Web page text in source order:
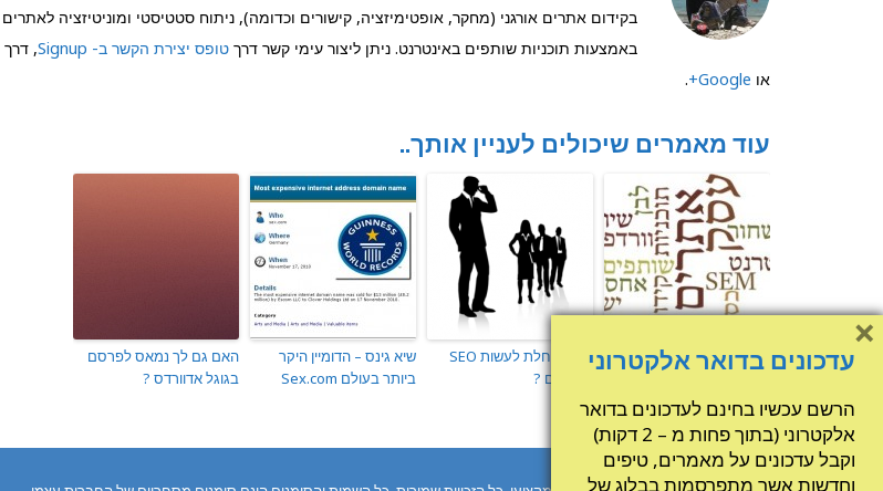
בקידום אתרים אורגני (מחקר, אופטימיזציה, קישורים וכדומה), ניתוח סטטיסטי ומוניטיזציה לאתרים
באמצעות תוכניות שותפים באינטרנט. ניתן ליצור עימי קשר דרך טופס יצירת הקשר ב- Signup , דרך
או Google+
.
עוד מאמרים שיכולים לעניין אותך..
מחקר מילות מפתח מתקדם
איך התחלת לעשות SEO
לעסקים ?
שיא גינס – הדומיין היקר
ביותר בעולם Sex.com
האם גם לך נמאס לפרסם
בגוגל אדוורדס ?
עדכונים בדואר אלקטרוני
הרשם עכשיו בחינם לעדכונים בדואר
אלקטרוני (בתוך פחות מ – 2 דקות)
וקבל עדכונים על מאמרים, טיפים
וחדשות אשר מתפרסמות בבלוג של
×